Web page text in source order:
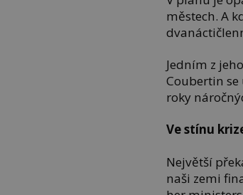
městech. A
Jedním z
Coubertin
roky
Ve stínu
Největší
naši zemi